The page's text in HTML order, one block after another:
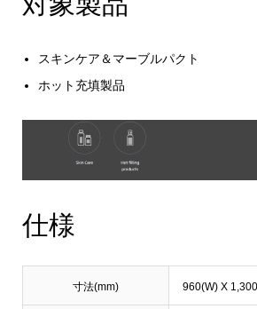
スキンケア＆マーブルパクト
ホット充填製品
仕様
寸法(mm) 960(W) X